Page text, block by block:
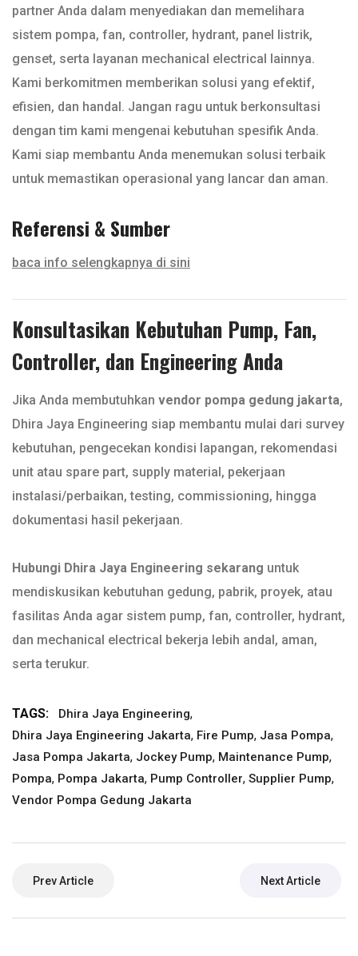
partner Anda dalam menyediakan dan memelihara
sistem pompa, fan, controller, hydrant, panel listrik,
genset, serta layanan mechanical electrical lainnya.
Kami berkomitmen memberikan solusi yang efektif,
efisien, dan handal. Jangan ragu untuk berkonsultasi
dengan tim kami mengenai kebutuhan spesifik Anda.
Kami siap membantu Anda menemukan solusi terbaik
untuk memastikan operasional yang lancar dan aman.
Referensi & Sumber
baca info selengkapnya di sini
Konsultasikan Kebutuhan Pump, Fan,
Controller, dan Engineering Anda
Jika Anda membutuhkan vendor pompa gedung jakarta,
Dhira Jaya Engineering siap membantu mulai dari survey
kebutuhan, pengecekan kondisi lapangan, rekomendasi
unit atau spare part, supply material, pekerjaan
instalasi/perbaikan, testing, commissioning, hingga
dokumentasi hasil pekerjaan.
Hubungi Dhira Jaya Engineering sekarang untuk
mendiskusikan kebutuhan gedung, pabrik, proyek, atau
fasilitas Anda agar sistem pump, fan, controller, hydrant,
dan mechanical electrical bekerja lebih andal, aman,
serta terukur.
TAGS: Dhira Jaya Engineering,
Dhira Jaya Engineering Jakarta, Fire Pump, Jasa Pompa,
Jasa Pompa Jakarta, Jockey Pump, Maintenance Pump,
Pompa, Pompa Jakarta, Pump Controller, Supplier Pump,
Vendor Pompa Gedung Jakarta
Prev Article Next Article